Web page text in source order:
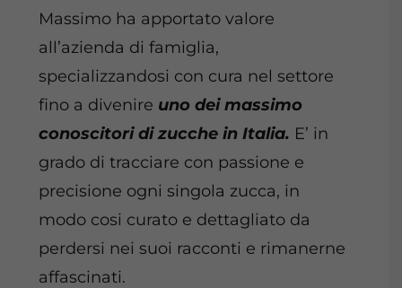
Massimo ha apportato valore
all’azienda di famiglia,
specializzandosi con cura nel settore
fino a divenire uno dei massimo
conoscitori di zucche in Italia. E’ in
grado di tracciare con passione e
precisione ogni singola zucca, in
modo cosi curato e dettagliato da
perdersi nei suoi racconti e rimanerne
affascinati.